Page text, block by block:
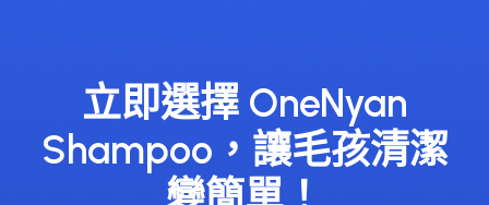
立即選擇 OneNyan
Shampoo，讓毛孩清潔